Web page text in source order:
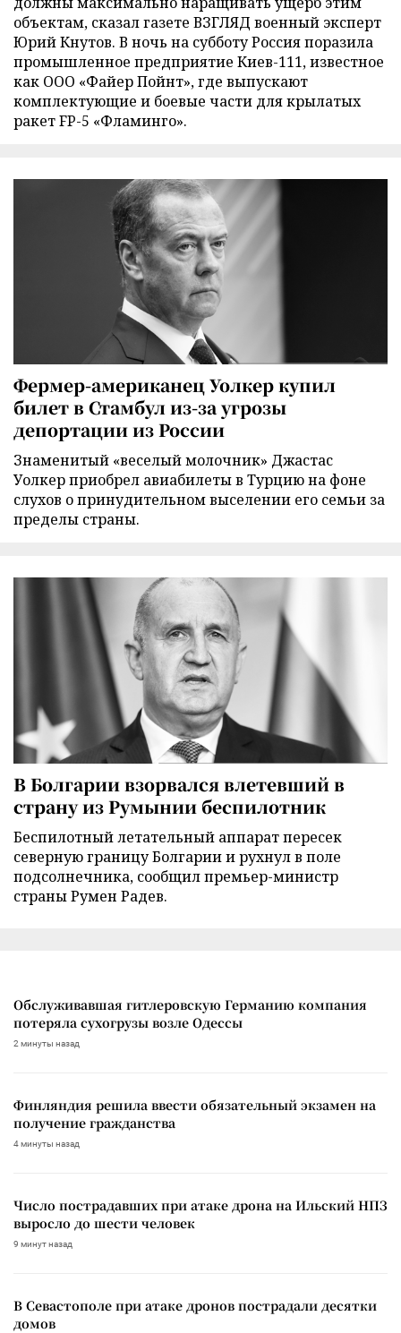
объектам, сказал газете ВЗГЛЯД военный эксперт
Юрий Кнутов. В ночь на субботу Россия поразила
промышленное предприятие Киев-111, известное
как ООО «Файер Пойнт», где выпускают
комплектующие и боевые части для крылатых
ракет FP-5 «Фламинго».
Фермер-американец Уолкер купил
билет в Стамбул из-за угрозы
депортации из России
Знаменитый «веселый молочник» Джастас
Уолкер приобрел авиабилеты в Турцию на фоне
слухов о принудительном выселении его семьи за
пределы страны.
В Болгарии взорвался влетевший в
страну из Румынии беспилотник
Беспилотный летательный аппарат пересек
северную границу Болгарии и рухнул в поле
подсолнечника, сообщил премьер-министр
страны Румен Радев.
Обслуживавшая гитлеровскую Германию компания
потеряла сухогрузы возле Одессы
2 минуты назад
Финляндия решила ввести обязательный экзамен на
получение гражданства
4 минуты назад
Число пострадавших при атаке дрона на Ильский НПЗ
выросло до шести человек
9 минут назад
В Севастополе при атаке дронов пострадали десятки
домов